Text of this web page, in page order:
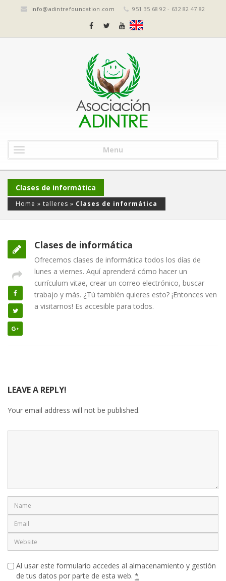
info@adintrefoundation.com 951 35 68 92 - 632 82 47 82
Menu
Clases de informática
Home » talleres » Clases de informática
Clases de informática
Ofrecemos clases de informática todos los días de
lunes a viernes. Aquí aprenderá cómo hacer un
currículum vitae, crear un correo electrónico, buscar
trabajo y más. ¿Tú también quieres esto? ¡Entonces ven
a visitarnos! Es accesible para todos.
LEAVE A REPLY!
Your email address will not be published.
Al usar este formulario accedes al almacenamiento y gestión
de tus datos por parte de esta web. *